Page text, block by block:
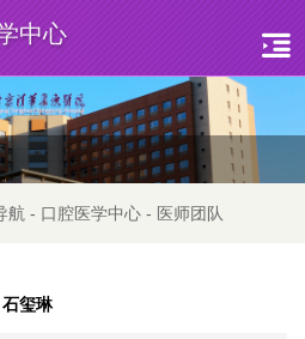
中心
航 - 口腔医学中心 - 医师团队
石玺琳